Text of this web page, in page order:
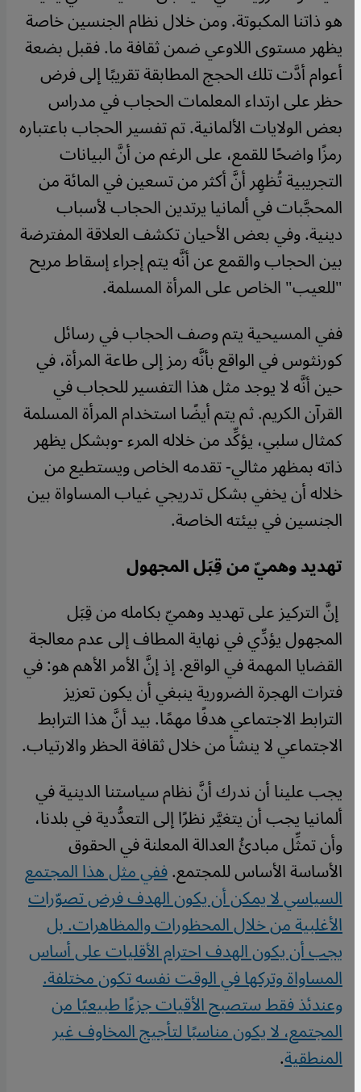
هو ذاتنا المكبوتة. ومن خلال نظام الجنسين خاصة
يظهر مستوى اللاوعي ضمن ثقافة ما. فقبل بضعة
أعوام أدَّت تلك الحجج المطابقة تقريبًا إلى فرض
حظر على ارتداء المعلمات الحجاب في مدراس
بعض الولايات الألمانية. تم تفسير الحجاب باعتباره
رمزًا واضحًا للقمع، على الرغم من أنَّ البيانات
التجريبية تُظهِر أنَّ أكثر من تسعين في المائة من
المحجَّبات في ألمانيا يرتدين الحجاب لأسباب
دينية. وفي بعض الأحيان تكشف العلاقة المفترضة
بين الحجاب والقمع عن أنَّه يتم إجراء إسقاط مريح
"للعيب" الخاص على المرأة المسلمة.
ففي المسيحية يتم وصف الحجاب في رسائل
كورنثوس في الواقع بأنَّه رمز إلى طاعة المرأة، في
حين أنَّه لا يوجد مثل هذا التفسير للحجاب في
القرآن الكريم. ثم يتم أيضًا استخدام المرأة المسلمة
كمثال سلبي، يؤكِّد من خلاله المرء -وبشكل يظهر
ذاته بمظهر مثالي- تقدمه الخاص ويستطيع من
خلاله أن يخفي بشكل تدريجي غياب المساواة بين
الجنسين في بيئته الخاصة.
تهديد وهميّ من قِبَل المجهول
إنَّ التركيز على تهديد وهميّ بكامله من قِبَل
المجهول يؤدِّي في نهاية المطاف إلى عدم معالجة
القضايا المهمة في الواقع. إذ إنَّ الأمر الأهم هو: في
فترات الهجرة الضرورية ينبغي أن يكون تعزيز
الترابط الاجتماعي هدفًا مهمًا. بيد أنَّ هذا الترابط
الاجتماعي لا ينشأ من خلال ثقافة الحظر والارتياب.
يجب علينا أن ندرك أنَّ نظام سياستنا الدينية في
ألمانيا يجب أن يتغيَّر نظرًا إلى التعدُّدية في بلدنا،
وأن تمثِّل مبادئُ العدالة المعلنة في الحقوق
الأساسة الأساس للمجتمع.ففي مثل هذا المجتمع
السياسي لا يمكن أن يكون الهدف فرض تصوّرات
الأغلبية من خلال المحظورات والمظاهرات. بل
يجب أن يكون الهدف احترام الأقليات على أساس
المساواة وتركها في الوقت نفسه تكون مختلفة.
وعندئذ فقط ستصبح الأقيات جزءًا طبيعيًا من
المجتمع، لا يكون مناسبًا لتأجيج المخاوف غير
المنطقية.